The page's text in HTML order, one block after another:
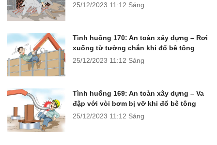
25/12/2023 11:12 Sáng
Tình huống 170: An toàn xây dựng – Rơi
xuống từ tường chắn khi đổ bê tông
25/12/2023 11:12 Sáng
Tình huống 169: An toàn xây dựng – Va
đập với vòi bơm bị vỡ khi đổ bê tông
25/12/2023 11:12 Sáng